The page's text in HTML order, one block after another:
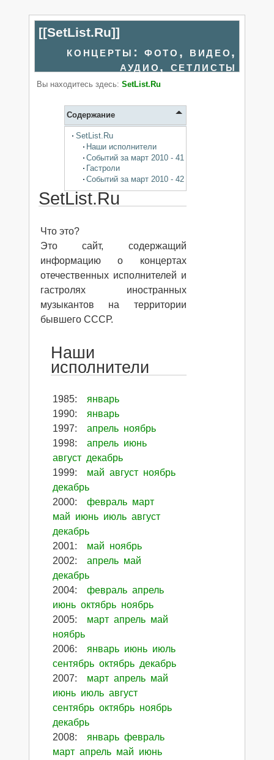
[[SetList.Ru]]
концерты: фото, видео,
аудио, сетлисты
Вы находитесь здесь: SetList.Ru
Содержание
SetList.Ru
Наши исполнители
Событий за март 2010 - 41
Гастроли
Событий за март 2010 - 42
SetList.Ru
Что это?
Это cайт, содержащий
информацию о концертах
отечественных исполнителей и
гастролях иностранных
музыкантов на территории
бывшего СССР.
Наши
исполнители
1985:
январь
1990:
январь
1997: апрель ноябрь
1998: апрель июнь
август декабрь
1999: май август ноябрь
декабрь
2000: февраль март
май июнь июль август
декабрь
2001: май ноябрь
2002: апрель май
декабрь
2004: февраль апрель
июнь октябрь ноябрь
2005: март апрель май
ноябрь
2006: январь июнь июль
сентябрь октябрь декабрь
2007: март апрель май
июнь июль август
сентябрь октябрь ноябрь
декабрь
2008: январь февраль
март апрель май июнь